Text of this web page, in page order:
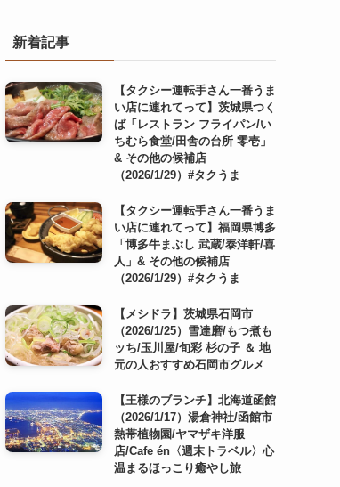
新着記事
【タクシー運転手さん一番うま
い店に連れてって】茨城県つく
ば「レストラン フライパン/い
ちむら食堂/田舎の台所 零壱」
& その他の候補店
（2026/1/29）#タクうま
【タクシー運転手さん一番うま
い店に連れてって】福岡県博多
「博多牛まぶし 武蔵/泰洋軒/喜
人」& その他の候補店
（2026/1/29）#タクうま
【メシドラ】茨城県石岡市
（2026/1/25）雪達磨/もつ煮も
ッち/玉川屋/旬彩 杉の子 ＆ 地
元の人おすすめ石岡市グルメ
【王様のブランチ】北海道函館
（2026/1/17）湯倉神社/函館市
熱帯植物園/ヤマザキ洋服
店/Cafe én〈週末トラベル〉心
温まるほっこり癒やし旅